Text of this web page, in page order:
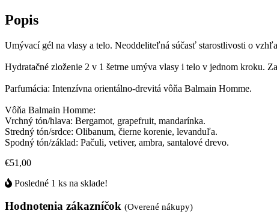
Popis
Umývací gél na vlasy a telo. Neoddeliteľná súčasť starostlivosti o
Hydratačné zloženie 2 v 1 šetrne umýva vlasy i telo v jednom kroku.
Parfumácia: Intenzívna orientálno-drevitá vôňa Balmain Homme.
Vôňa Balmain Homme:
Vrchný tón/hlava: Bergamot, grapefruit, mandarínka.
Stredný tón/srdce: Olibanum, čierne korenie, levanduľa.
Spodný tón/základ: Pačuli, vetiver, ambra, santalové drevo.
€51,00
Posledné 1 ks na sklade!
Hodnotenia zákazníčok (Overené nákupy)